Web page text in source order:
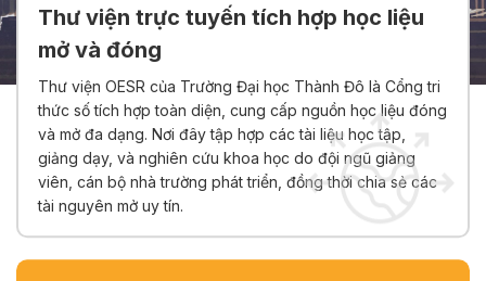
Thư viện trực tuyến tích hợp học liệu
mở và đóng
Thư viện OESR của Trường Đại học Thành Đô là Cổng tri
thức số tích hợp toàn diện, cung cấp nguồn học liệu đóng
và mở đa dạng. Nơi đây tập hợp các tài liệu học tập,
giảng dạy, và nghiên cứu khoa học do đội ngũ giảng
viên, cán bộ nhà trường phát triển, đồng thời chia sẻ các
tài nguyên mở uy tín.